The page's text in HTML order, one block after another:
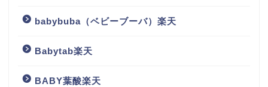
babybuba（ベビーブーバ）楽天
Babytab楽天
BABY葉酸楽天